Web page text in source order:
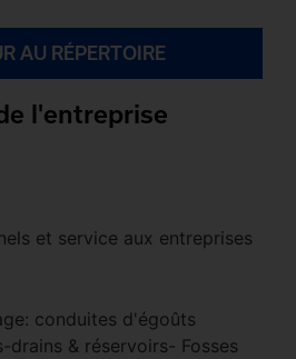
AU RÉPERTOIRE
l'entreprise
et service aux entreprises
conduites d'égoûts
drains & réservoirs- Fosses